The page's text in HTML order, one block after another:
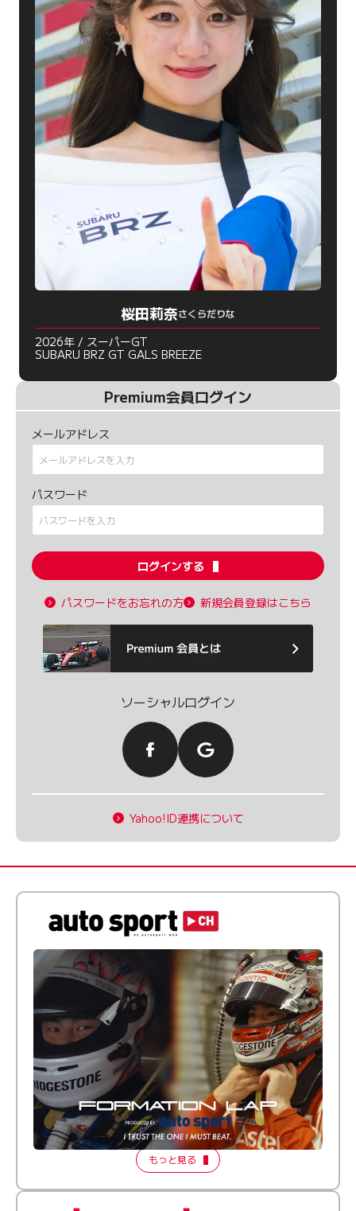
桜田莉奈さくらだりな
2026年 / スーパーGT
SUBARU BRZ GT GALS BREEZE
Premium会員ログイン
メールアドレス
パスワード
ログインする
パスワードをお忘れの方 新規会員登録はこちら
ソーシャルログイン
Yahoo!ID連携について
倒す相手を、信じてる。小林利徠斗 × 野村勇斗
【FORMATION LAP Produced by auto sport】
2026 Episode 2
もっと見る